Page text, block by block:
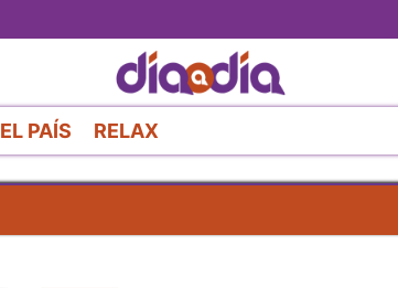
al
contenido
principal
EL PAÍS RELAX